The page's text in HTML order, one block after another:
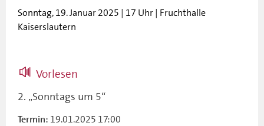
Sonntag, 19. Januar 2025 | 17 Uhr | Fruchthalle
Kaiserslautern
Vorlesen
2. „Sonntags um 5“
Termin: 19.01.2025 17:00